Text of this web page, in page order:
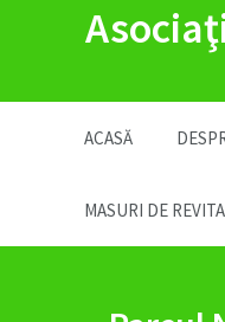
ACASĂ
MASURI DE